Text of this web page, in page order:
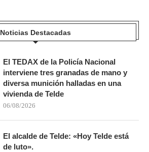
Noticias Destacadas
El TEDAX de la Policía Nacional
interviene tres granadas de mano y
diversa munición halladas en una
vivienda de Telde
06/08/2026
El alcalde de Telde: «Hoy Telde está
de luto».